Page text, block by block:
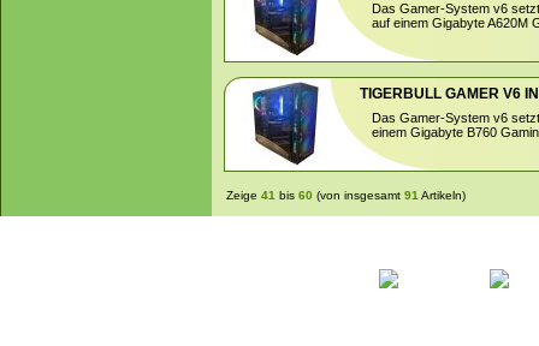
Das Gamer-System v6
auf einem Gigabyte A620M
TIGERBULL GAMER V6
Das Gamer-System v6
einem Gigabyte B760
Zeige 41 bis 60 (von insgesamt 91 Artikeln)